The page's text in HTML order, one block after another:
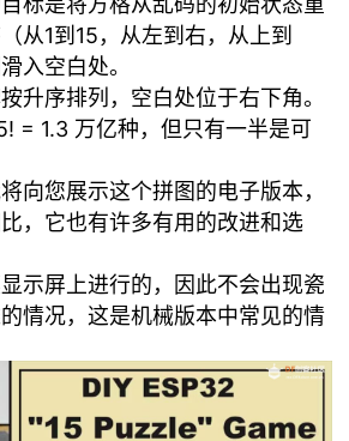
从1到15，从左到右，从上到
入空白处。
升序排列，空白处位于右下角。
= 1.3 万亿种，但只有一半是可
向您展示这个拼图的电子版本，
，它也有许多有用的改进和选
示屏上进行的，因此不会出现瓷
情况，这是机械版本中常见的情